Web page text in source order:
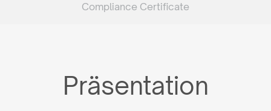
Compliance Certificate
Präsentation